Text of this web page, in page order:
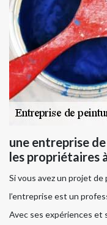
une entreprise
les propriétaires
Si vous avez un projet
l’entreprise est un
Avec ses expériences et